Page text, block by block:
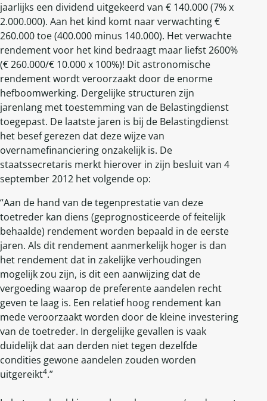
jaarlijks een dividend uitgekeerd van € 140.000 (7% x
2.000.000). Aan het kind komt naar verwachting €
260.000 toe (400.000 minus 140.000). Het verwachte
rendement voor het kind bedraagt maar liefst 2600%
(€ 260.000/€ 10.000 x 100%)! Dit astronomische
rendement wordt veroorzaakt door de enorme
hefboomwerking. Dergelijke structuren zijn
jarenlang met toestemming van de Belastingdienst
toegepast. De laatste jaren is bij de Belastingdienst
het besef gerezen dat deze wijze van
overnamefinanciering onzakelijk is. De
staatssecretaris merkt hierover in zijn besluit van 4
september 2012 het volgende op:
“Aan de hand van de tegenprestatie van deze
toetreder kan diens (geprognosticeerde of feitelijk
behaalde) rendement worden bepaald in de eerste
jaren. Als dit rendement aanmerkelijk hoger is dan
het rendement dat in zakelijke verhoudingen
mogelijk zou zijn, is dit een aanwijzing dat de
vergoeding waarop de preferente aandelen recht
geven te laag is. Een relatief hoog rendement kan
mede veroorzaakt worden door de kleine investering
van de toetreder. In dergelijke gevallen is vaak
duidelijk dat aan derden niet tegen dezelfde
condities gewone aandelen zouden worden
uitgereikt4.”